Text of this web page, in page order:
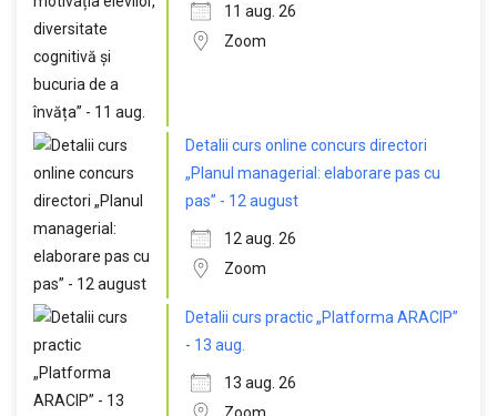
11 aug. 26
Zoom
Detalii curs online concurs directori
„Planul managerial: elaborare pas cu
pas” - 12 august
12 aug. 26
Zoom
Detalii curs practic „Platforma ARACIP”
- 13 aug.
13 aug. 26